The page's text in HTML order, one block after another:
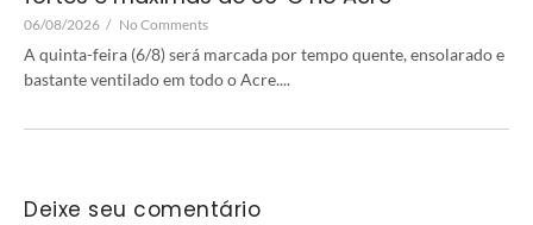
06/08/2026 / No Comments
A quinta-feira (6/8) será marcada por tempo quente, ensolarado e
bastante ventilado em todo o Acre....
Deixe seu comentário